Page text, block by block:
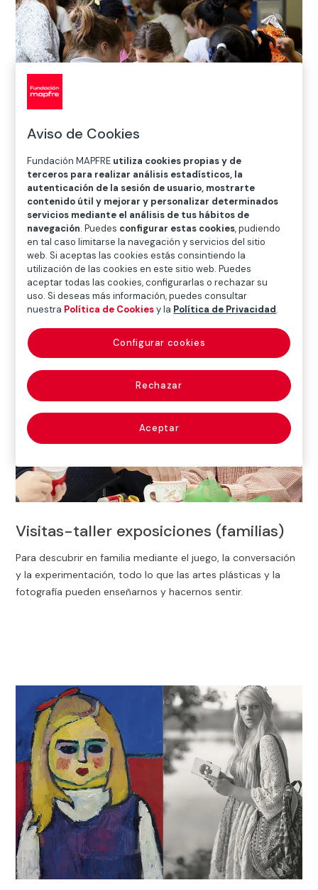
Visitas-taller exposiciones (centros
educativos)
Actividades adaptadas a los diferentes niveles educativos
en torno a nuestras exposiciones de artes plásticas (Madrid)
y fotografía (Barcelona).
Visitas-taller exposiciones (familias)
Para descubrir en familia mediante el juego, la conversación
y la experimentación, todo lo que las artes plásticas y la
fotografía pueden enseñarnos y hacernos sentir.
Aviso de Cookies
Fundación MAPFRE utiliza cookies propias y de
terceros para realizar análisis estadísticos, la
autenticación de la sesión de usuario, mostrarte
contenido útil y mejorar y personalizar determinados
servicios mediante el análisis de tus hábitos de
navegación. Puedes configurar estas cookies, pudiendo
en tal caso limitarse la navegación y servicios del sitio
web. Si aceptas las cookies estás consintiendo la
utilización de las cookies en este sitio web. Puedes
aceptar todas las cookies, configurarlas o rechazar su
uso. Si deseas más información, puedes consultar
nuestra Política de Cookiesy la Política de Privacidad.
Rechazar
Aceptar
Configurar cookies